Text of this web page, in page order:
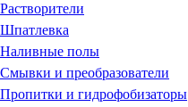
Растворители
Шпатлевка
Наливные полы
Смывки и преобразователи
Пропитки и гидрофобизаторы